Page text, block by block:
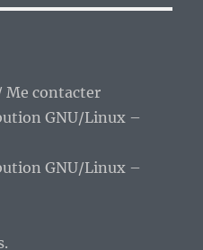
Me contacter
GNU/Linux –
GNU/Linux –